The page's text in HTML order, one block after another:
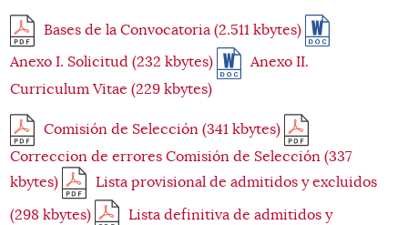
Bases de la Convocatoria (2.511 kbytes)
Anexo I. Solicitud (232 kbytes)
Anexo II.
Curriculum Vitae (229 kbytes)
Comisión de Selección (341 kbytes)
Correccion de errores Comisión de Selección (337
kbytes)
Lista provisional de admitidos y excluidos
(298 kbytes)
Lista definitiva de admitidos y